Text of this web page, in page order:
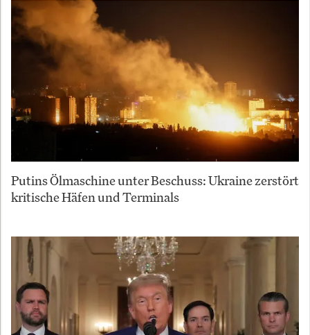
Putins Ölmaschine unter Beschuss: Ukraine zerstört
kritische Häfen und Terminals